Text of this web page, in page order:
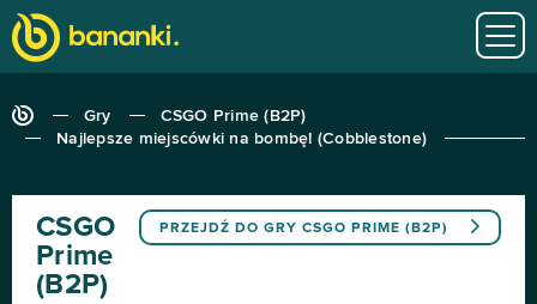
Gry
CSGO Prime (B2P)
Najlepsze miejscówki na bombę! (Cobblestone)
PRZEJDŹ DO GRY CSGO PRIME (B2P)
CSGO
Prime
(B2P)